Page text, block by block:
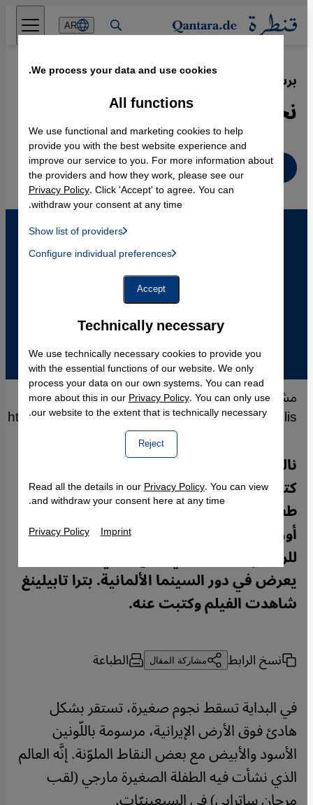
Direkt zum Inhalt springen
AR
برسيبوليس - فيلم لمرجان ساترابي:·
30.11.2007
نجوم وقنابل
عربي
مشهد من فيلم "بيرسيبوليس"؛ الصورة:
http://www.sonypictures.com/classics/persepolis
نالت مرجان ساترابي شهرة عالمية من خلال
كتاب قصصها المصوّرة "برسيبوليس" حول
طفولتها في إيران وبلوغها سنّ الرشد في
أوروبا. والآن تحول كتابها إلى فيلم سينمائي
للرسوم المتحركة ذي طابع روائي جذاب
يعرض في دور السينما الألمانية. بترا تابيلينغ
شاهدت الفيلم وكتبت عنه.
نسخ الرابط مشاركة المقال الطباعة
في البداية تسقط نجوم صغيرة، تستقر بشكل
هادئ فوق الأرض الإيرانية، مرسومة باللّونين
الأسود والأبيض مع بعض النقاط الملوّنة. إنَّه العالم
الذي نشأت فيه الطفلة الصغيرة مارجي (لقب
We process your data and use cookies.
Technically necessary
We use technically necessary cookies to provide you
with the essential functions of our website. We only
process your data on our own systems. You can read
more about this in ourPrivacy Policy. You can only use
our website to the extent that is technically necessary.
Reject
All functions
We use functional and marketing cookies to help
provide you with the best website experience and
improve our service to you. For more information about
the providers and how they work, please see our
Privacy Policy. Click 'Accept' to agree. You can
withdraw your consent at any time.
Show list of providers
Instagram Embed, Twitter Embed, Youtube Embed
Facebook Embed / Facebook Connect
Google Maps Embed
Configure individual preferences
Accept
Read all the details in ourPrivacy Policy. You can view
and withdraw your consent here at any time.
Privacy Policy Imprint